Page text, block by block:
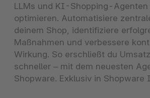
LLMs und KI-Shopping-Agenten
optimieren. Automatisiere
deinem Shop, identifiziere
Maßnahmen und verbessere
Wirkung. So erschließt du
schneller – mit dem neuesten
Shopware. Exklusiv in Shopware